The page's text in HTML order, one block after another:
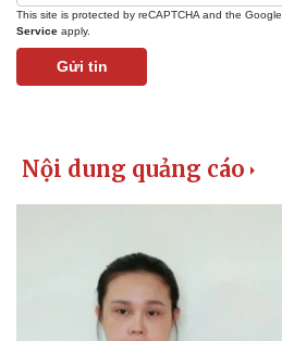
This site is protected by reCAPTCHA and the Google
Service apply.
Gửi tin